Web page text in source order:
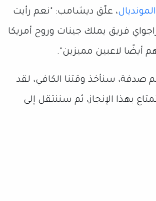
المونديال، علّق ديشامب: "نعم رأيت
فريق يملك جينات وروح أمريكا
أيضًا لاعبين مميزين".
الـ16 من كأس العالم صدفة، سنأخذ وقتنا الكافي، لقد
بهذا الإنجاز، ثم سننتقل إلى